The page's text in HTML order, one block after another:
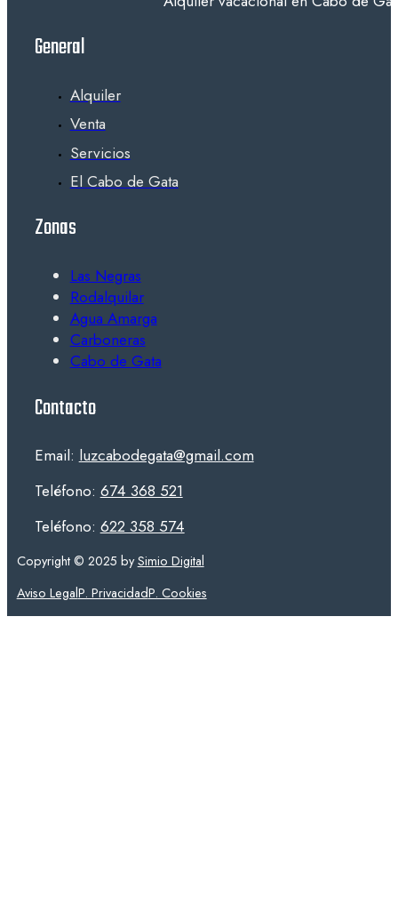
General
Alquiler
Venta
Servicios
El Cabo de Gata
Zonas
Las Negras
Rodalquilar
Agua Amarga
Carboneras
Cabo de Gata
Contacto
Email: luzcabodegata@gmail.com
Teléfono: 674 368 521
Teléfono: 622 358 574
Copyright © 2025 bySimio Digital
Aviso LegalP. PrivacidadP. Cookies